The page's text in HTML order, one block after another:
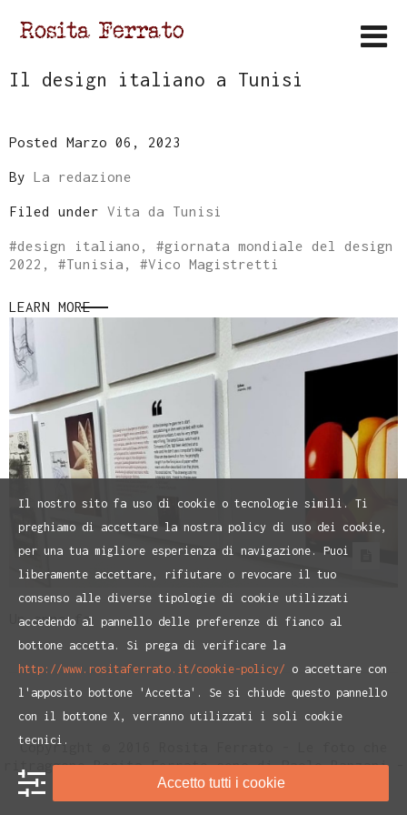
Il design italiano a Tunisi
Posted Marzo 06, 2023
By La redazione
Filed under Vita da Tunisi
#design italiano , #giornata mondiale del design
2022 , #Tunisia , #Vico Magistretti
LEARN MORE
Un anno fa
Copyright © 2016 Rosita Ferrato - Le foto che
ritraggono Rosita Ferrato sono di Paolo Ranzani -
Privacy PolicyeCookie Policiy
Il nostro sito fa uso di cookie o tecnologie simili. Ti
preghiamo di accettare la nostra policy di uso dei cookie,
per una tua migliore esperienza di navigazione. Puoi
liberamente accettare, rifiutare o revocare il tuo
consenso alle diverse tipologie di cookie utilizzati
accedendo al pannello delle preferenze di fianco al
bottone accetta. Si prega di verificare la
http://www.rositaferrato.it/cookie-policy/ o accettare con
l'apposito bottone 'Accetta'. Se si chiude questo pannello
con il bottone X, verranno utilizzati i soli cookie
tecnici.
Accetto tutti i cookie